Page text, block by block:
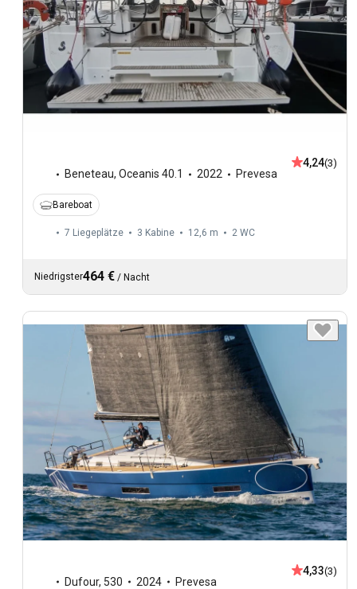
Beneteau, Oceanis 40.1 2022 Prevesa
4,24(3)
Bareboat
7 Liegeplätze 3 Kabine 12,6 m 2 WC
Niedrigster464 € / Nacht
Dufour, 530 2024 Prevesa
4,33(3)